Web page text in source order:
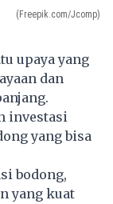
(Freepik.com/Jcomp)
upaya yang
dan
investasi
yang bisa
bodong,
yang kuat